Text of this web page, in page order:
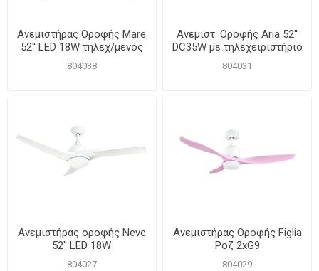
Ανεμιστήρας Οροφής Mare
52'' LED 18W τηλεχ/μενος
Rose Gold ιστός με διπλής
όψεως φτερά
804038
Ανεμιστ. Οροφής Aria 52''
DC35W με τηλεχειριστήριο
LED18W
804031
Ανεμιστήρας οροφής Νeve
52'' LED 18W
τηλεχειριζόμενος
804027
Ανεμιστήρας Οροφής Figlia
Ροζ 2xG9
τηλεχειριζόμενος
804029